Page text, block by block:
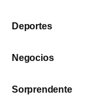
Deportes
Negocios
Sorprendente